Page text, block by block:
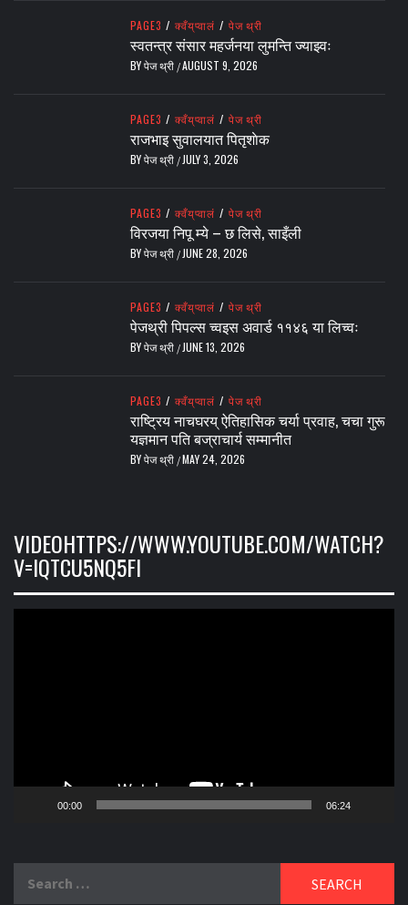
PAGE3 / क्वँय्‌प्वालं / पेज थ्री
स्वतन्त्र संसार महर्जनया लुमन्ति ज्याझ्वः
BYपेज थ्री /AUGUST 9, 2026
PAGE3 / क्वँय्‌प्वालं / पेज थ्री
राजभाइ सुवालयात पितृशाेक
BYपेज थ्री / JULY 3, 2026
PAGE3 / क्वँय्‌प्वालं / पेज थ्री
विरजया निपू म्ये – छ लिसे, साइँली
BYपेज थ्री / JUNE 28, 2026
PAGE3 / क्वँय्‌प्वालं / पेज थ्री
पेजथ्री पिपल्स च्वइस अवार्ड ११४६ या लिच्वः
BYपेज थ्री / JUNE 13, 2026
PAGE3 / क्वँय्‌प्वालं / पेज थ्री
राष्ट्रिय नाचघरय् ऐतिहासिक चर्या प्रवाह, चचा गुरू
यज्ञमान पति बज्राचार्य सम्मानीत
BYपेज थ्री /MAY 24, 2026
VIDEOHTTPS://WWW.YOUTUBE.COM/WATCH?
V=IQTCU5NQ5FI
00:00 06:24